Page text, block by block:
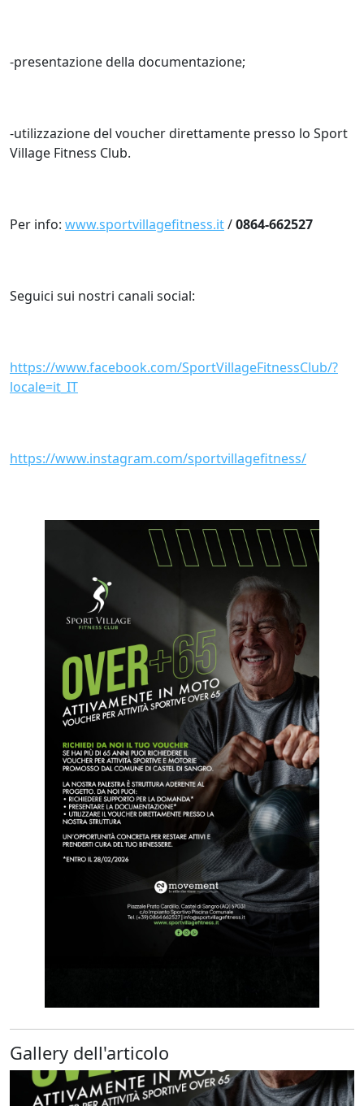
-presentazione della documentazione;
-utilizzazione del voucher direttamente presso lo Sport
Village Fitness Club.
Per info: www.sportvillagefitness.it/0864-662527
Seguici sui nostri canali social:
https://www.facebook.com/SportVillageFitnessClub/?
locale=it_IT
https://www.instagram.com/sportvillagefitness/
Gallery dell'articolo